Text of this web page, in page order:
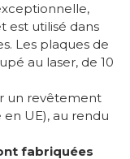
est utilisé dans
Les plaques de
au laser, de 10
un revêtement
UE), au rendu
fabriquées